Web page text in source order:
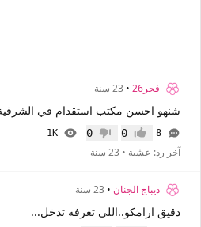
فجر26 • 23 سنة
شنهو احسن مكتب استقدام في
8 إعجاب0 عدم إعجاب
0
1K
آخر رد: عشبة • 23 سنة
ديباج الجنان • 23 سنة
دقيق ارامكو..اللى تعرفه تدخل...